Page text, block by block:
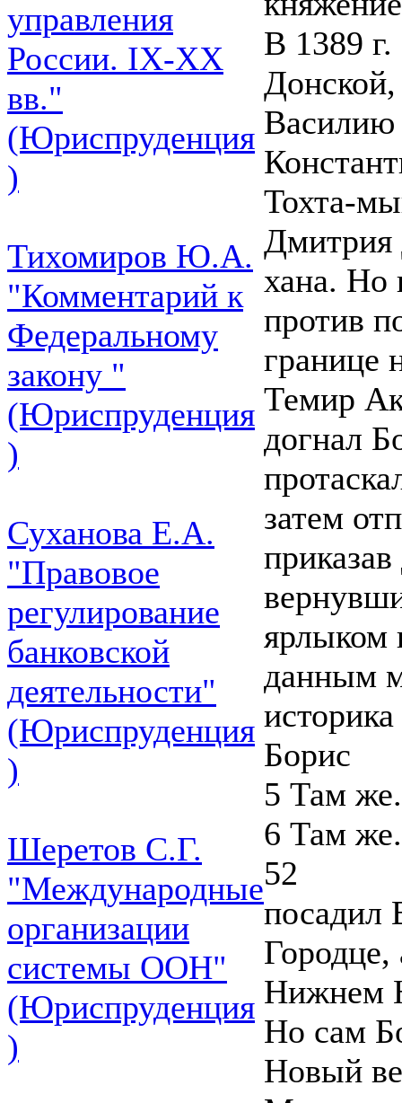
управления
России. IХ-ХХ
вв."
(Юриспруденция
)
Тихомиров Ю.А.
"Комментарий к
Федеральному
закону "
(Юриспруденция
)
Суханова Е.А.
"Правовое
регулирование
банковской
деятельности"
(Юриспруденция
)
Шеретов С.Г.
"Международные
организации
системы ООН"
(Юриспруденция
)
В 1389
Донской,
Василию
Тохта-
Дмитрия
хана. Но
против
границе
Темир
догнал
затем
ярлыком
данным
Борис
5 Там
6 Там
52
посадил
Городце,
Нижнем
Но сам
Новый